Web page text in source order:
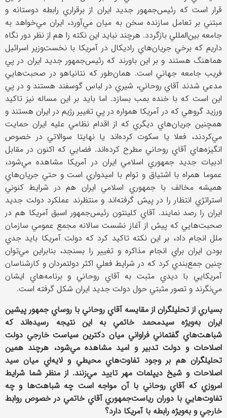
قرار است كه رئيس‌جمهور جديد ايران از برقراري رابطه دوستانه و
مبتني بر تعامل سازنده سخن به ميان مي‌آورد، ايران مي‌خواهد به
جامعه بين‌المللي بازگردد. هرچند نبايد اين نكته را هم از نظر دور نگاه
داريم كه برخي جريان‌هاي راديكال در آمريكا با نخست‌وزير اسرائيل
هماهنگ هستند و بر اين باورند كه رئيس‌جمهور جديد ايران در پي
فريب جامعه جهاني است. همان‌طور كه نتانياهو در صحبت‌هايي
مدعي شدند آقاي روحاني، شيري در لباس گوسفند هستند و در پي
اين است كه با خنده بمب بسازد. اما بايد بر اين مساله نيز تاكيد
ورزيد گروهي كه در آمريكا همواره در پي تغيير رژيم در ايران هستند و
همچنين جريان‌هاي ديگري كه از اقدام نظامي عليه ايران حمايت
مي‌كردند، فعلا يا سكوت كرده‌اند يا نهايتا سوالاتي در خصوص
انگيزه‌هاي آقاي روحاني مطرح كرده‌اند. فضايي كه اكنون در مقابل
ادبيات جديد جمهوري اسلامي ایران در آمريكا مشاهده مي‌شود،
عموما همراه با اشتياق و توام با اميدواري است و حتي جريان‌هاي
هميشه مخالف با جمهوري اسلامي ایران هم در شرايط كنوني
استراتژي انتظار را در پيش گرفته‌اند و منتظرند عملكرد دولت جديد
ايران را رصد نمايند. آقاي كلينتون رئيس‌جمهور اسبق آمريكا هم در
صحبت‌هايي كه پيش از آغاز نشست سالانه مجمع عمومي سازمان
ملل انجام داد، بر اين نكته تاكيد كرد كه دولت آمريكا بايد جدي
بودن ايران براي انجام مذاكره و تغيير را بسنجد، بنابراين مي‌توان
چنين جمع‌بندي كرد كه در شرايط فعلي اكثر دولتمردان و كارشناسان
آمريكايي با ديدي مثبت به آقاي روحاني و برنامه‌هاي ايشان
مي‌نگرند و تصور مثبتي حول دولت جديد ايران شكل گرفته است.
بسياري از تحليلگران از مقايسه آقاي روحاني با روساي جمهور پيشين
ايران به‌ويژه سيدمحمد خاتمي به اين نتيجه رسيده‌اند كه
شباهت‌هاي گفتماني فراواني ميان دكترين سياست خارجي دولت
اصلاحات و دولت تدبير و اميد مشاهده مي‌شود، هرچند همين
تحليلگران هم بر وجود تفاوت‌هاي محيطي و لايه‌اي ميان سيد
اصلاحات و شيخ ديپلمات مهر تاييد مي‌زنند. از منظر شما شرايط
امروزي كه آقاي روحاني با آن مواجه است چه شباهت‌ها و چه
تفاوت‌هايي با دوران رياست‌جمهوري آقاي خاتمي در خصوص روابط
خارجي و به‌ويژه رابطه با آمريكا دارد؟